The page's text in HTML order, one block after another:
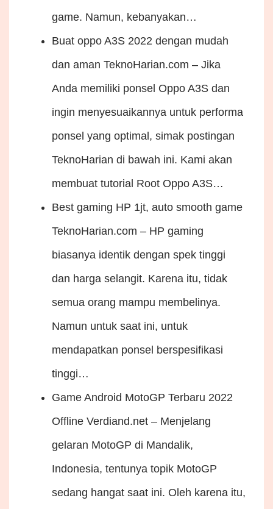
game. Namun, kebanyakan…
Buat oppo A3S 2022 dengan mudah
dan aman TeknoHarian.com – Jika
Anda memiliki ponsel Oppo A3S dan
ingin menyesuaikannya untuk performa
ponsel yang optimal, simak postingan
TeknoHarian di bawah ini. Kami akan
membuat tutorial Root Oppo A3S…
Best gaming HP 1jt, auto smooth game
TeknoHarian.com – HP gaming
biasanya identik dengan spek tinggi
dan harga selangit. Karena itu, tidak
semua orang mampu membelinya.
Namun untuk saat ini, untuk
mendapatkan ponsel berspesifikasi
tinggi…
Game Android MotoGP Terbaru 2022
Offline Verdiand.net – Menjelang
gelaran MotoGP di Mandalik,
Indonesia, tentunya topik MotoGP
sedang hangat saat ini. Oleh karena itu,